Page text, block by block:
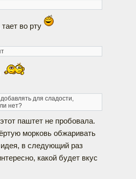
во рту
для сладости,
нет?
паштет не пробовала.
морковь обжаривать
в следующий раз
какой будет вкус